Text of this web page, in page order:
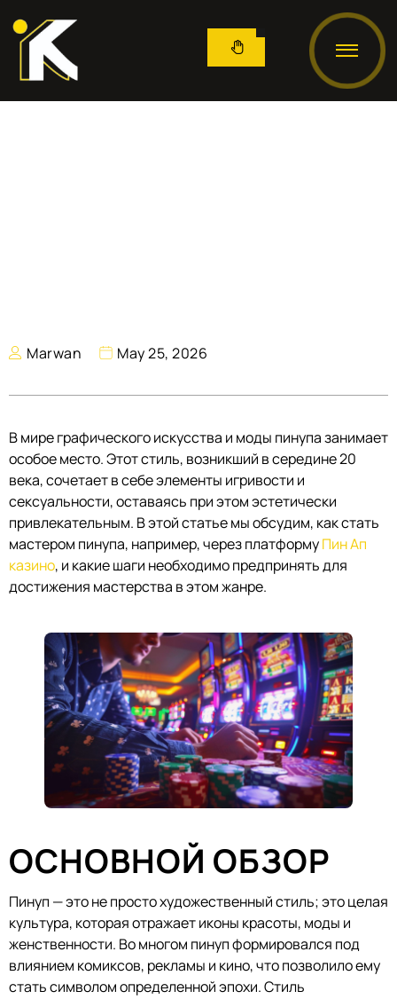
Marwan May 25, 2026
В мире графического искусства и моды пинупа занимает
особое место. Этот стиль, возникший в середине 20
века, сочетает в себе элементы игривости и
сексуальности, оставаясь при этом эстетически
привлекательным. В этой статье мы обсудим, как стать
мастером пинупа, например, через платформуПин Ап
казино, и какие шаги необходимо предпринять для
достижения мастерства в этом жанре.
ОСНОВНОЙ ОБЗОР
Пинуп — это не просто художественный стиль; это целая
культура, которая отражает иконы красоты, моды и
женственности. Во многом пинуп формировался под
влиянием комиксов, рекламы и кино, что позволило ему
стать символом определенной эпохи. Стиль